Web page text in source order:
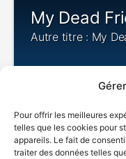
Pour offrir les meilleures
telles que les cookies pour
appareils. Le fait de
traiter des données telles
My Dead
Autre titre : My